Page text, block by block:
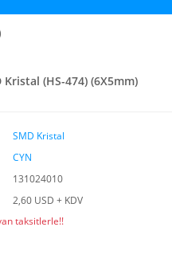
Kristal (HS-474) (6X5mm)
SMD Kristal
CYN
131024010
2,60 USD + KDV
taksitlerle!!